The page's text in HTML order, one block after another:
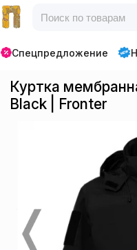
Спецпредложение
Куртка
Black | Fronter